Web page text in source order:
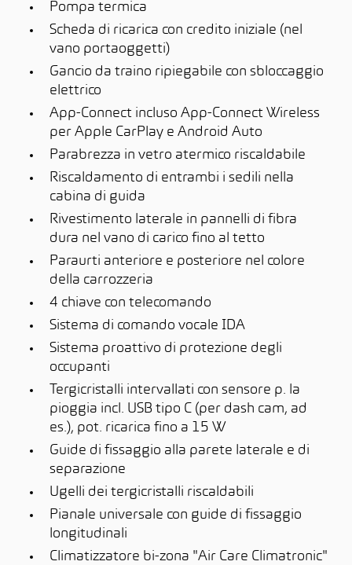
Pompa termica
Scheda di ricarica con credito iniziale (nel
vano portaoggetti)
Gancio da traino ripiegabile con sbloccaggio
elettrico
App-Connect incluso App-Connect Wireless
per Apple CarPlay e Android Auto
Parabrezza in vetro atermico riscaldabile
Riscaldamento di entrambi i sedili nella
cabina di guida
Rivestimento laterale in pannelli di fibra
dura nel vano di carico fino al tetto
Paraurti anteriore e posteriore nel colore
della carrozzeria
4 chiave con telecomando
Sistema di comando vocale IDA
Sistema proattivo di protezione degli
occupanti
Tergicristalli intervallati con sensore p. la
pioggia incl. USB tipo C (per dash cam, ad
es.), pot. ricarica fino a 15 W
Guide di fissaggio alla parete laterale e di
separazione
Ugelli dei tergicristalli riscaldabili
Pianale universale con guide di fissaggio
longitudinali
Climatizzatore bi-zona "Air Care Climatronic"